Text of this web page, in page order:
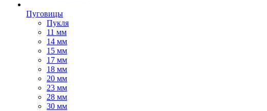
Пуговицы
Пукля
11 мм
14 мм
15 мм
17 мм
18 мм
20 мм
23 мм
28 мм
30 мм